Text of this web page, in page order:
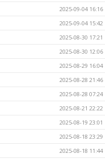
2025-09-04 16:16
2025-09-04 15:42
2025-08-30 17:21
2025-08-30 12:06
2025-08-29 16:04
2025-08-28 21:46
2025-08-28 07:24
2025-08-21 22:22
2025-08-19 23:01
2025-08-18 23:29
2025-08-18 11:44